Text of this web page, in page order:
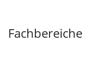
Fachbereiche